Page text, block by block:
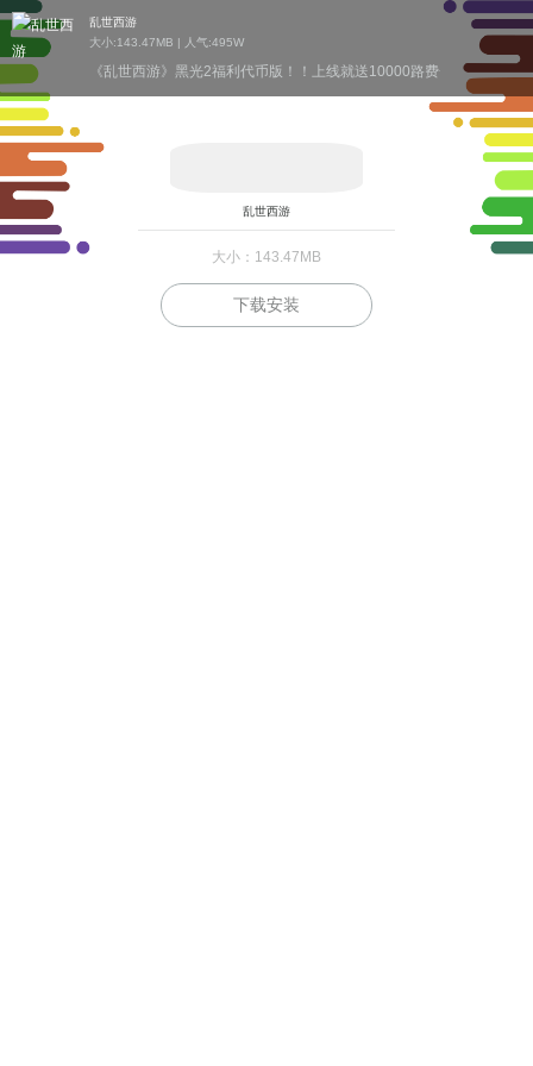
乱世西游
大小：143.47MB
下载安装
乱世西游
大小:143.47MB | 人气:495W
《乱世西游》黑光2福利代币版！！上线就送10000路费+11600如意